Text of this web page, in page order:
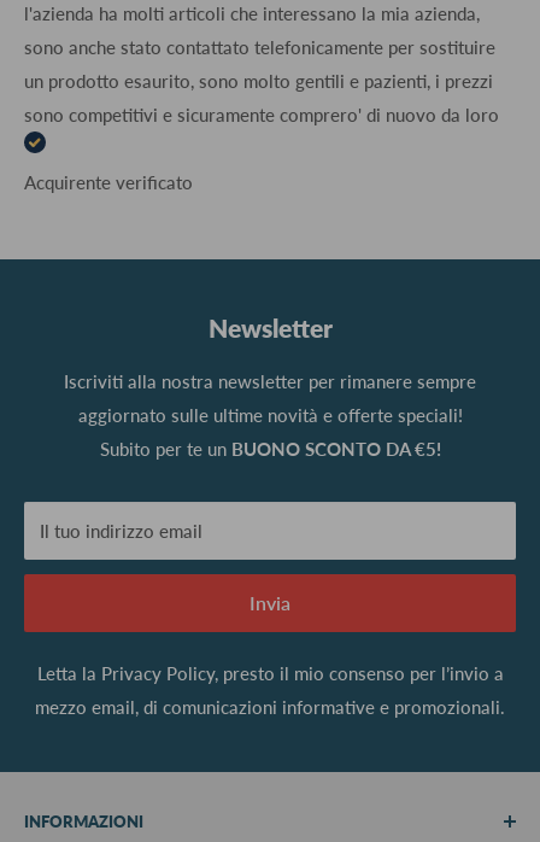
l'azienda ha molti articoli che interessano la mia azienda,
sono anche stato contattato telefonicamente per sostituire
un prodotto esaurito, sono molto gentili e pazienti, i prezzi
sono competitivi e sicuramente comprero' di nuovo da loro
Acquirente verificato
Newsletter
Iscriviti alla nostra newsletter per rimanere sempre
aggiornato sulle ultime novità e offerte speciali!
Subito per te un BUONO SCONTO DA €5!
Il tuo indirizzo email
Invia
Letta la Privacy Policy, presto il mio consenso per l’invio a
mezzo email, di comunicazioni informative e promozionali.
INFORMAZIONI